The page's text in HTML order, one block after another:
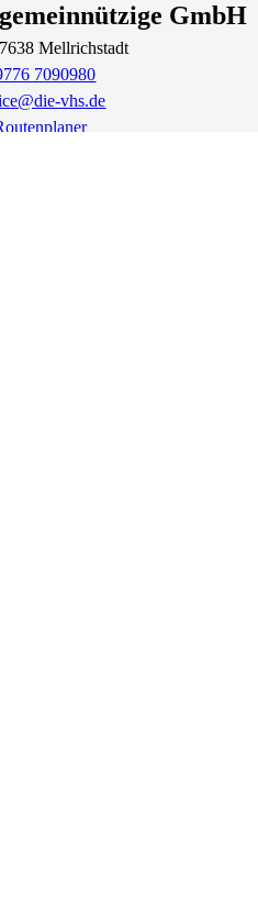
GmbH
Mellrichstadt
7090980
vhs.de